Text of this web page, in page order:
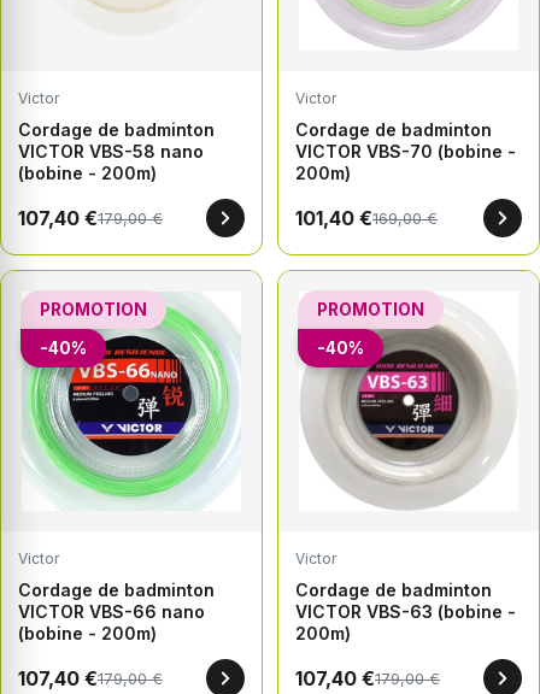
Victor
Cordage de badminton
VICTOR VBS-58 nano
(bobine - 200m)
107,40 €179,00 €
Victor
Cordage de badminton
VICTOR VBS-70 (bobine -
200m)
101,40 €169,00 €
PROMOTION
-40%
Victor
Cordage de badminton
VICTOR VBS-66 nano
(bobine - 200m)
107,40 €179,00 €
PROMOTION
-40%
Victor
Cordage de badminton
VICTOR VBS-63 (bobine -
200m)
107,40 €179,00 €